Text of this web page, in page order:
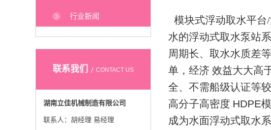
行业新闻
联系我们 CONTACT US
湖南立佳机械制造有限公司
联系人：胡经理 易经理
模块式浮动取水平
水的浮动式取水泵站系
周期长、 取水水质差等
单 ， 经济 效益大大高
全、不需船级认证等较
高分子高密度 HDPE
成为水面浮动式取水系